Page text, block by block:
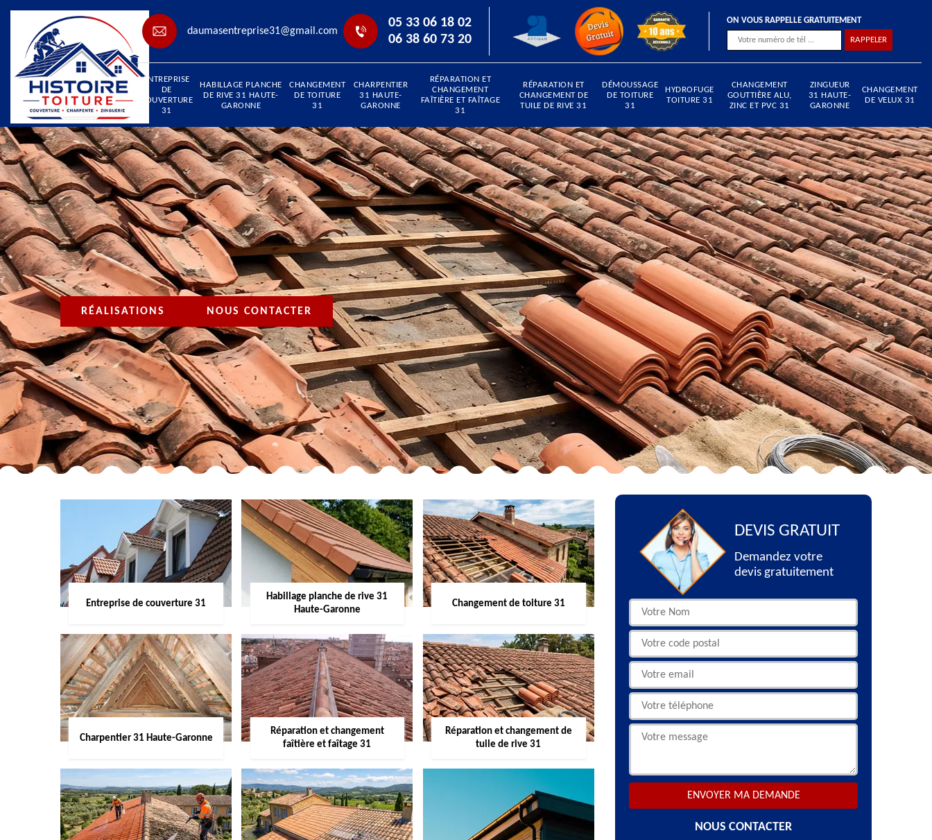
daumasentreprise31@gmail.com
05 33 06 18 02
06 38 60 73 20
ON VOUS RAPPELLE GRATUITEMENT
ENTREPRISE
DE
COUVERTURE
31
HABILLAGE PLANCHE
DE RIVE 31 HAUTE-
GARONNE
CHANGEMENT
DE TOITURE
31
CHARPENTIER
31 HAUTE-
GARONNE
RÉPARATION ET
CHANGEMENT
FAÎTIÈRE ET FAÎTAGE
31
RÉPARATION ET
CHANGEMENT DE
TUILE DE RIVE 31
DÉMOUSSAGE
DE TOITURE
31
HYDROFUGE
TOITURE 31
CHANGEMENT
GOUTTIÈRE ALU,
ZINC ET PVC 31
ZINGUEUR
31 HAUTE-
GARONNE
CHANGEMENT
DE VELUX 31
RÉALISATIONS NOUS CONTACTER
Entreprise de couverture 31
Habillage planche de rive 31
Haute-Garonne
Changement de toiture 31
Charpentier 31 Haute-Garonne
Réparation et changement
faîtière et faîtage 31
Réparation et changement de
tuile de rive 31
DEVIS GRATUIT
Demandez votre
devis gratuitement
NOUS CONTACTER